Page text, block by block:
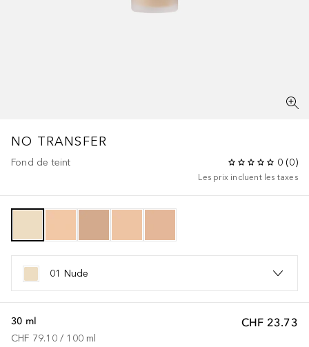
NO TRANSFER
Fond de teint 0 (0)
Les prix incluent les taxes
01 Nude
CHF 23.73
30 ml
CHF 79.10 / 100 ml